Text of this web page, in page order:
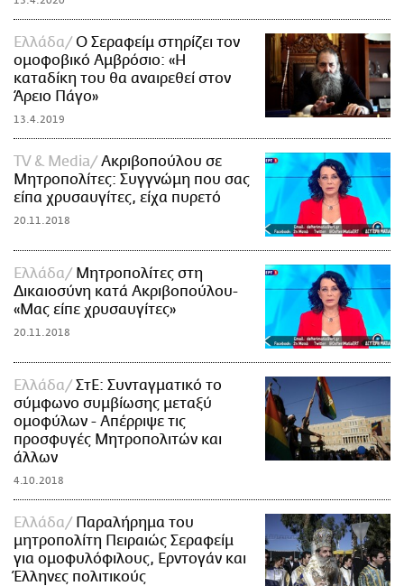
Ελλάδα
Ο Σεραφείμ στηρίζει τον
ομοφοβικό Αμβρόσιο: «Η
καταδίκη του θα αναιρεθεί στον
Άρειο Πάγο»
13.4.2019
TV & Media
Ακριβοπούλου σε
Μητροπολίτες: Συγγνώμη που σας
είπα χρυσαυγίτες, είχα πυρετό
20.11.2018
Ελλάδα
Μητροπολίτες στη
Δικαιοσύνη κατά Ακριβοπούλου-
«Μας είπε χρυσαυγίτες»
20.11.2018
Ελλάδα
ΣτΕ: Συνταγματικό το
σύμφωνο συμβίωσης μεταξύ
ομοφύλων - Απέρριψε τις
προσφυγές Μητροπολιτών και
άλλων
4.10.2018
Ελλάδα
Παραλήρημα του
μητροπολίτη Πειραιώς Σεραφείμ
για ομοφυλόφιλους, Ερντογάν και
Έλληνες πολιτικούς